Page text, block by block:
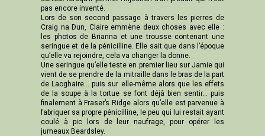
pas encore inventé.
Lors de son second passage à travers les pierres de
Craig na Dun, Claire emmène deux choses avec elle :
les photos de Brianna et une trousse contenant une
seringue et de la pénicilline. Elle sait que dans l’époque
qu’elle va rejoindre, cela va changer la donne.
Une seringue qu’elle teste en premier lieu sur Jamie qui
vient de se prendre de la mitraille dans le bras de la part
de Laoghaire… puis sur elle-même alors que les effets
de la soupe à la tortue se font déjà bien sentir… puis
finalement à Fraser’s Ridge alors qu’elle est parvenue à
fabriquer sa propre pénicilline, le peu qui lui restait ayant
coulé à pic lors de leur naufrage, pour opérer les
jumeaux Beardsley.